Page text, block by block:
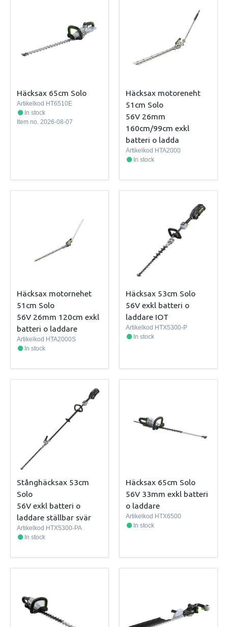
Häcksax 65cm Solo
Artikelkod HT6510E
In stock
Item no. 2026-08-07
Häcksax motoreneht
51cm Solo
56V 26mm
160cm/99cm exkl
batteri o ladda
Artikelkod HTA2000
In stock
Häcksax motornehet
51cm Solo
56V 26mm 120cm exkl
batteri o laddare
Artikelkod HTA2000S
In stock
Häcksax 53cm Solo
56V exkl batteri o
laddare IOT
Artikelkod HTX5300-P
In stock
Stånghäcksax 53cm
Solo
56V exkl batteri o
laddare ställbar svär
Artikelkod HTX5300-PA
In stock
Häcksax 65cm Solo
56V 33mm exkl batteri
o laddare
Artikelkod HTX6500
In stock